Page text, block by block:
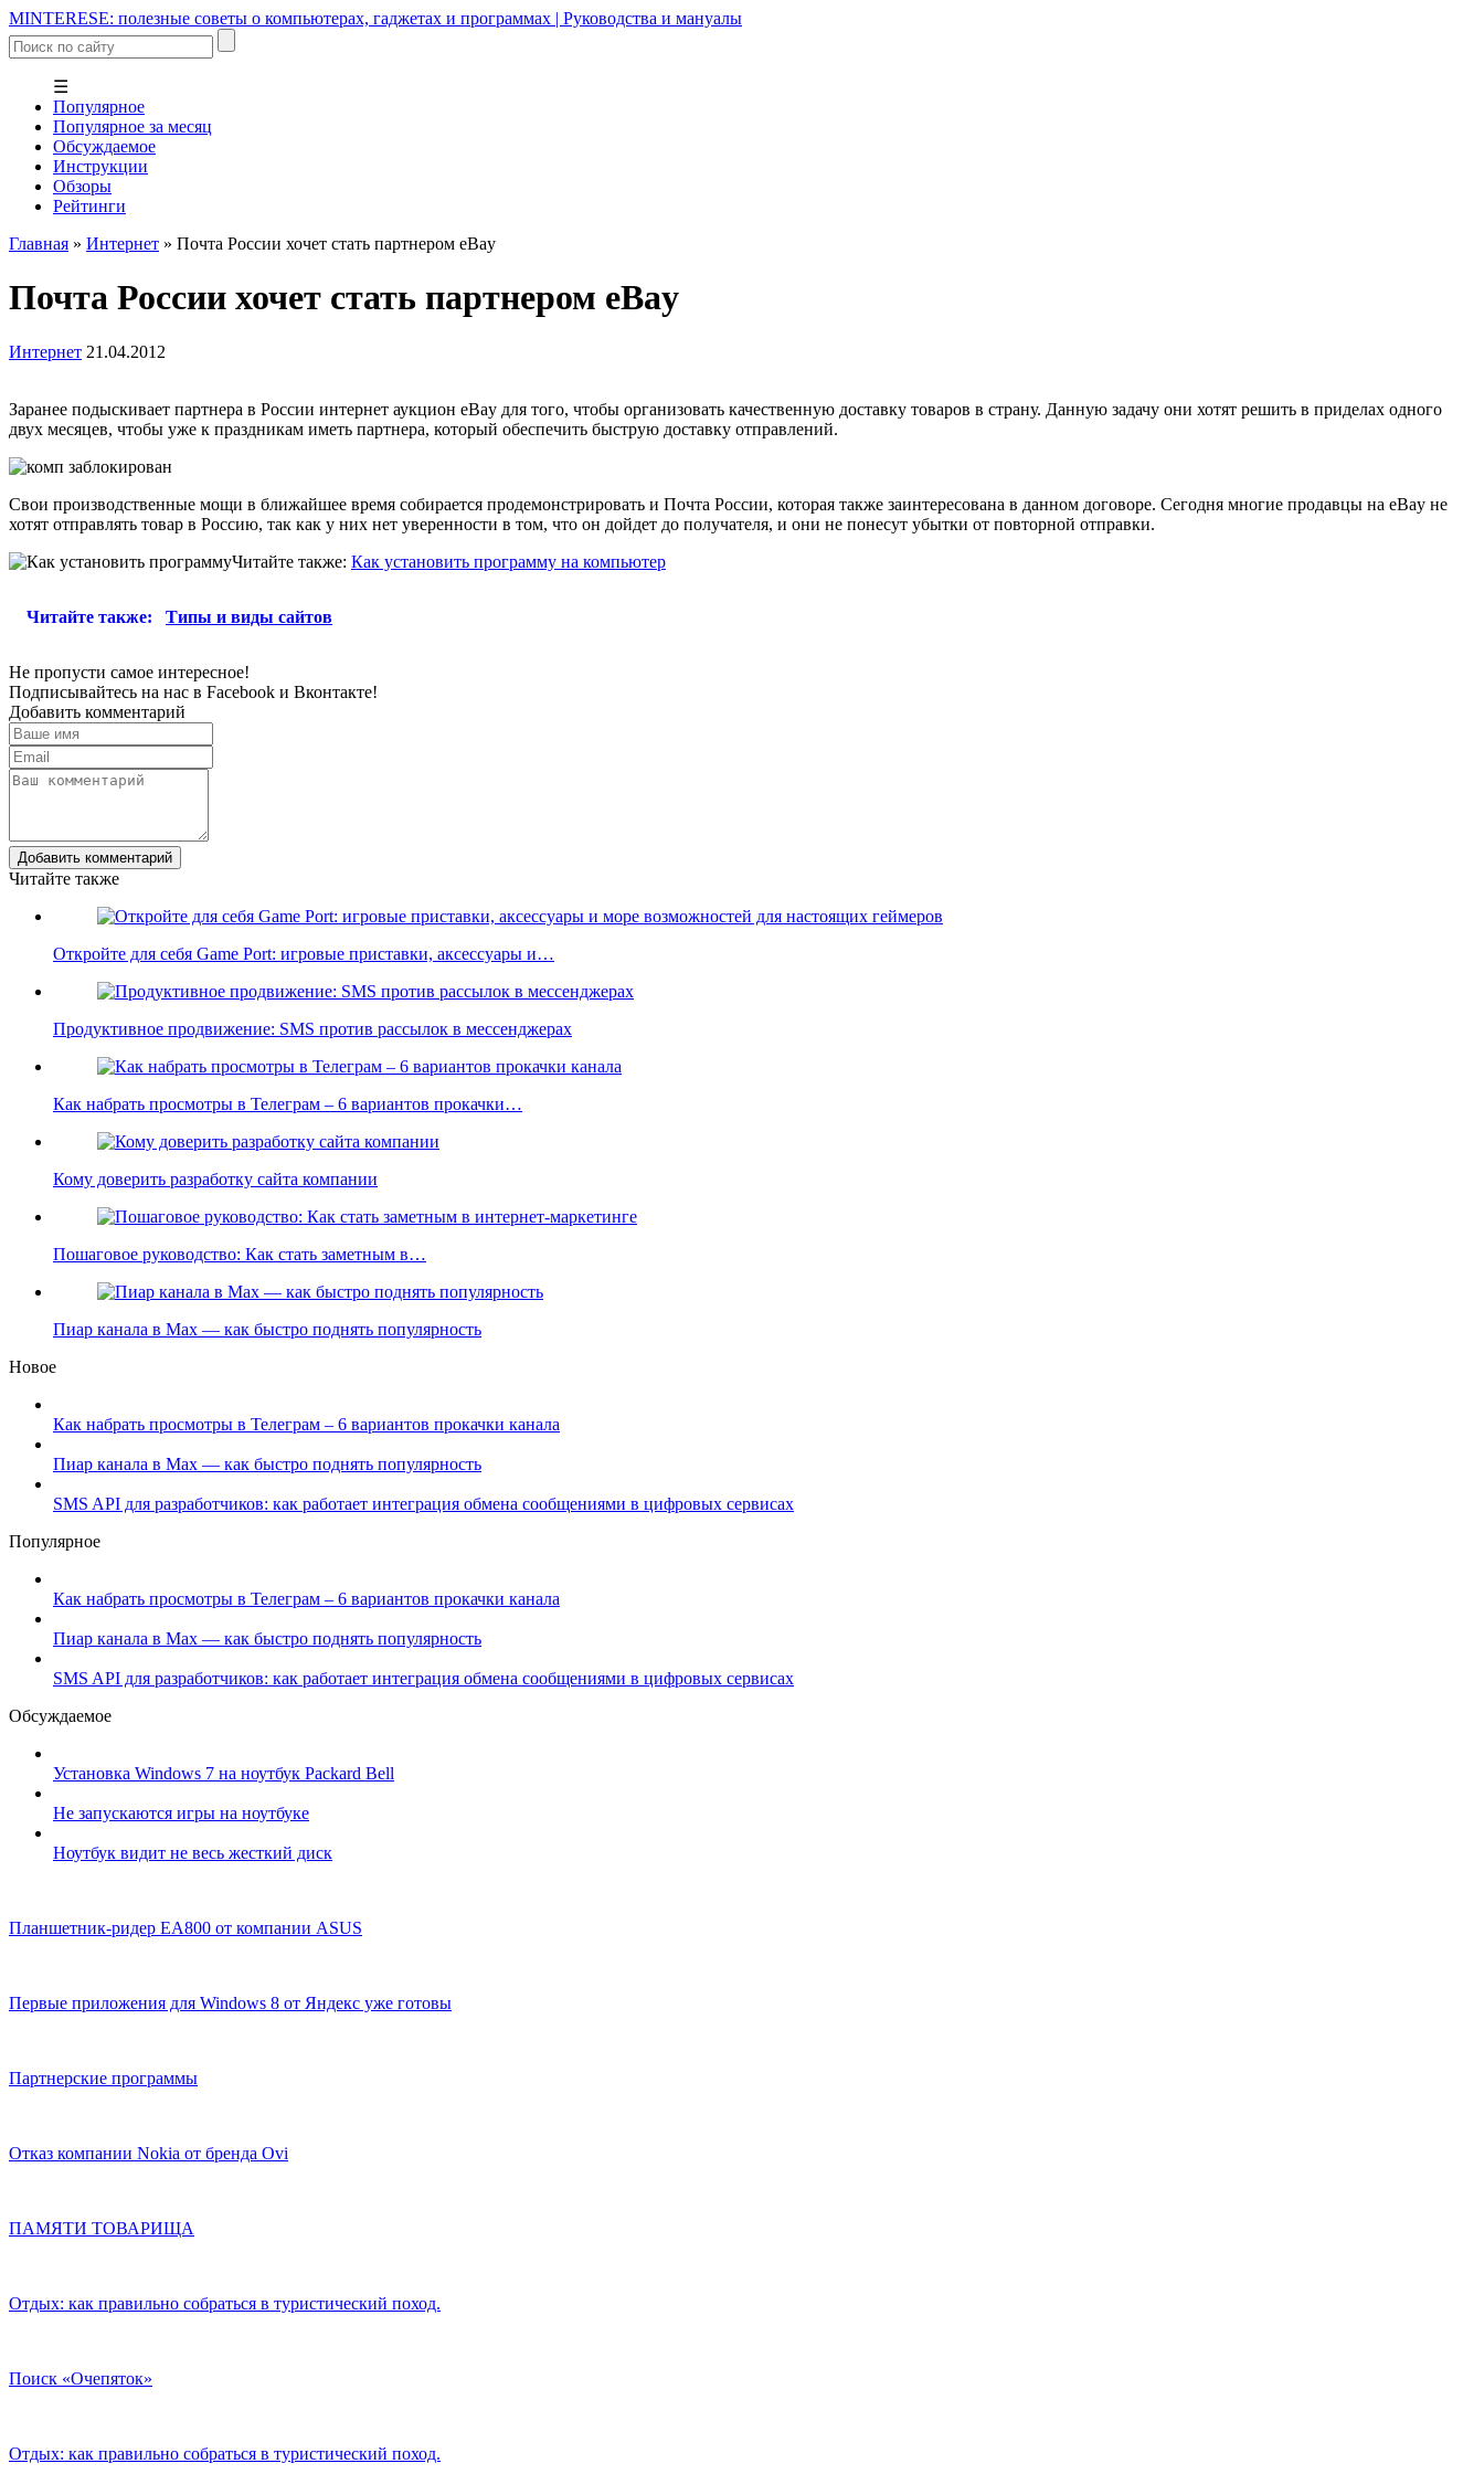
MINTERESE: полезные советы о компьютерах, гаджетах и программах | Руководства и мануалы
☰
Популярное
Популярное за месяц
Обсуждаемое
Инструкции
Обзоры
Рейтинги
Главная » Интернет » Почта России хочет стать партнером eBay
Почта России хочет стать партнером eBay
Интернет 21.04.2012
Заранее подыскивает партнера в России интернет аукцион eBay для того, чтобы организовать качественную доставку товаров в страну. Данную задачу они хотят решить в приделах одного
двух месяцев, чтобы уже к праздникам иметь партнера, который обеспечить быструю доставку отправлений.
Свои производственные мощи в ближайшее время собирается продемонстрировать и Почта России, которая также заинтересована в данном договоре. Сегодня многие продавцы на eBay не
хотят отправлять товар в Россию, так как у них нет уверенности в том, что он дойдет до получателя, и они не понесут убытки от повторной отправки.
Читайте также: Как установить программу на компьютер
Читайте также: Типы и виды сайтов
Не пропусти самое интересное!
Подписывайтесь на нас в Facebook и Вконтакте!
Добавить комментарий
Добавить комментарий
Читайте также
Откройте для себя Game Port: игровые приставки, аксессуары и…
Продуктивное продвижение: SMS против рассылок в мессенджерах
Как набрать просмотры в Телеграм – 6 вариантов прокачки…
Кому доверить разработку сайта компании
Пошаговое руководство: Как стать заметным в…
Пиар канала в Max — как быстро поднять популярность
Новое
Как набрать просмотры в Телеграм – 6 вариантов прокачки канала
Пиар канала в Max — как быстро поднять популярность
SMS API для разработчиков: как работает интеграция обмена сообщениями в цифровых сервисах
Популярное
Как набрать просмотры в Телеграм – 6 вариантов прокачки канала
Пиар канала в Max — как быстро поднять популярность
SMS API для разработчиков: как работает интеграция обмена сообщениями в цифровых сервисах
Обсуждаемое
Установка Windows 7 на ноутбук Packard Bell
Не запускаются игры на ноутбуке
Ноутбук видит не весь жесткий диск
Планшетник-ридер EA800 от компании ASUS
Первые приложения для Windows 8 от Яндекс уже готовы
Партнерские программы
Отказ компании Nokia от бренда Ovi
ПАМЯТИ ТОВАРИЩА
Отдых: как правильно собраться в туристический поход.
Поиск «Очепяток»
Отдых: как правильно собраться в туристический поход.